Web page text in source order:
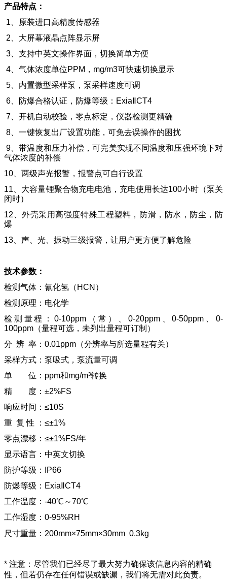
产品特点：
1、原装进口高精度传感器
2、大屏幕液晶点阵显示屏
3、支持中英文操作界面，切换简单方便
4、气体浓度单位PPM，mg/m3可快速切换显示
5、内置微型采样泵，泵采样速度可调
6、防爆合格认证，防爆等级：ExiaⅡCT4
7、开机自动校验，零点标定，仪器检测更精确
8、一键恢复出厂设置功能，可免去误操作的困扰
9、带温度和压力补偿，可完美实现不同温度和压强环境下对
气体浓度的补偿
10、两级声光报警，报警点可自行设置
11、大容量锂聚合物充电电池，充电使用长达100小时（泵关
闭时）
12、外壳采用高强度特殊工程塑料，防滑，防水，防尘，防
爆
13、声、光、振动三级报警，让用户更方便了解危险
技术参数：
检测气体：氰化氢（HCN）
检测原理：电化学
检测量程：0-10ppm（常）、0-20ppm、0-50ppm、 0-
100ppm （量程可选，未列出量程可订制）
分 辨 率：0.01ppm（分辨率与所选量程有关）
采样方式：泵吸式，泵流量可调
单 位：ppm和mg/m³转换
精 度：±2%FS
响应时间：≤10S
重 复 性 ：≤±1%
零点漂移：≤±1%FS/年
显示语言：中英文切换
防护等级：IP66
防爆等级：ExiaⅡCT4
工作温度：-40℃～70℃
工作湿度：0-95%RH
尺寸重量：200mm×75mm×30mm 0.3kg
* 注意：尽管我们已经尽了最大努力确保该信息内容的精确
性，但若仍存在任何错误或缺漏，我们将无需对此负责。